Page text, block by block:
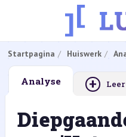
Startpagina Huiswerk
Analyse +